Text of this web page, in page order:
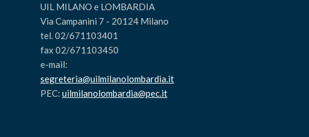
UIL MILANO e LOMBARDIA
Via Campanini 7 - 20124 Milano
tel. 02/671103401
fax 02/671103450
e-mail:
segreteria@uilmilanolombardia.it
PEC: uilmilanolombardia@pec.it